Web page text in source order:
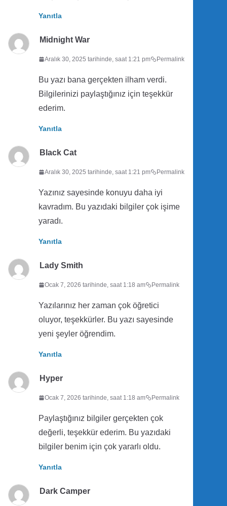
Yanıtla
Midnight War
Aralık 30, 2025 tarihinde, saat 1:21 pm Permalink
Bu yazı bana gerçekten ilham verdi.
Bilgilerinizi paylaştığınız için teşekkür
ederim.
Yanıtla
Black Cat
Aralık 30, 2025 tarihinde, saat 1:21 pm Permalink
Yazınız sayesinde konuyu daha iyi
kavradım. Bu yazıdaki bilgiler çok işime
yaradı.
Yanıtla
Lady Smith
Ocak 7, 2026 tarihinde, saat 1:18 am Permalink
Yazılarınız her zaman çok öğretici
oluyor, teşekkürler. Bu yazı sayesinde
yeni şeyler öğrendim.
Yanıtla
Hyper
Ocak 7, 2026 tarihinde, saat 1:18 am Permalink
Paylaştığınız bilgiler gerçekten çok
değerli, teşekkür ederim. Bu yazıdaki
bilgiler benim için çok yararlı oldu.
Yanıtla
Dark Camper